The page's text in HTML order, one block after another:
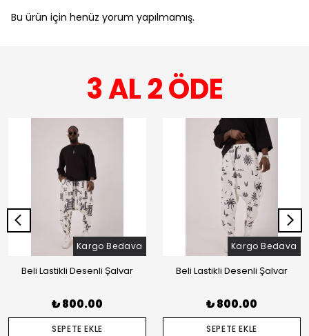
Bu ürün için henüz yorum yapılmamış.
3 AL 2 ÖDE
Kargo Bedava
Beli Lastikli Desenli Şalvar
₺ 800.00
SEPETE EKLE
Kargo Bedava
Beli Lastikli Desenli Şalvar
₺ 800.00
SEPETE EKLE